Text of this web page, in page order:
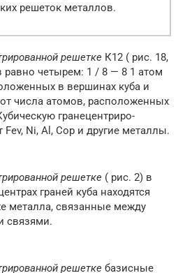
решеток металлов.
решетке К12 ( рис. 18,
равно четырем: 1 / 8 — 8 1 атом
в вершинах куба и
числа атомов, расположенных
гранецентриро-
Ni, Al, Cop и другие металлы.
решетке ( рис. 2) в
граней куба находятся
металла, связанные между
связями.
решетке базисные